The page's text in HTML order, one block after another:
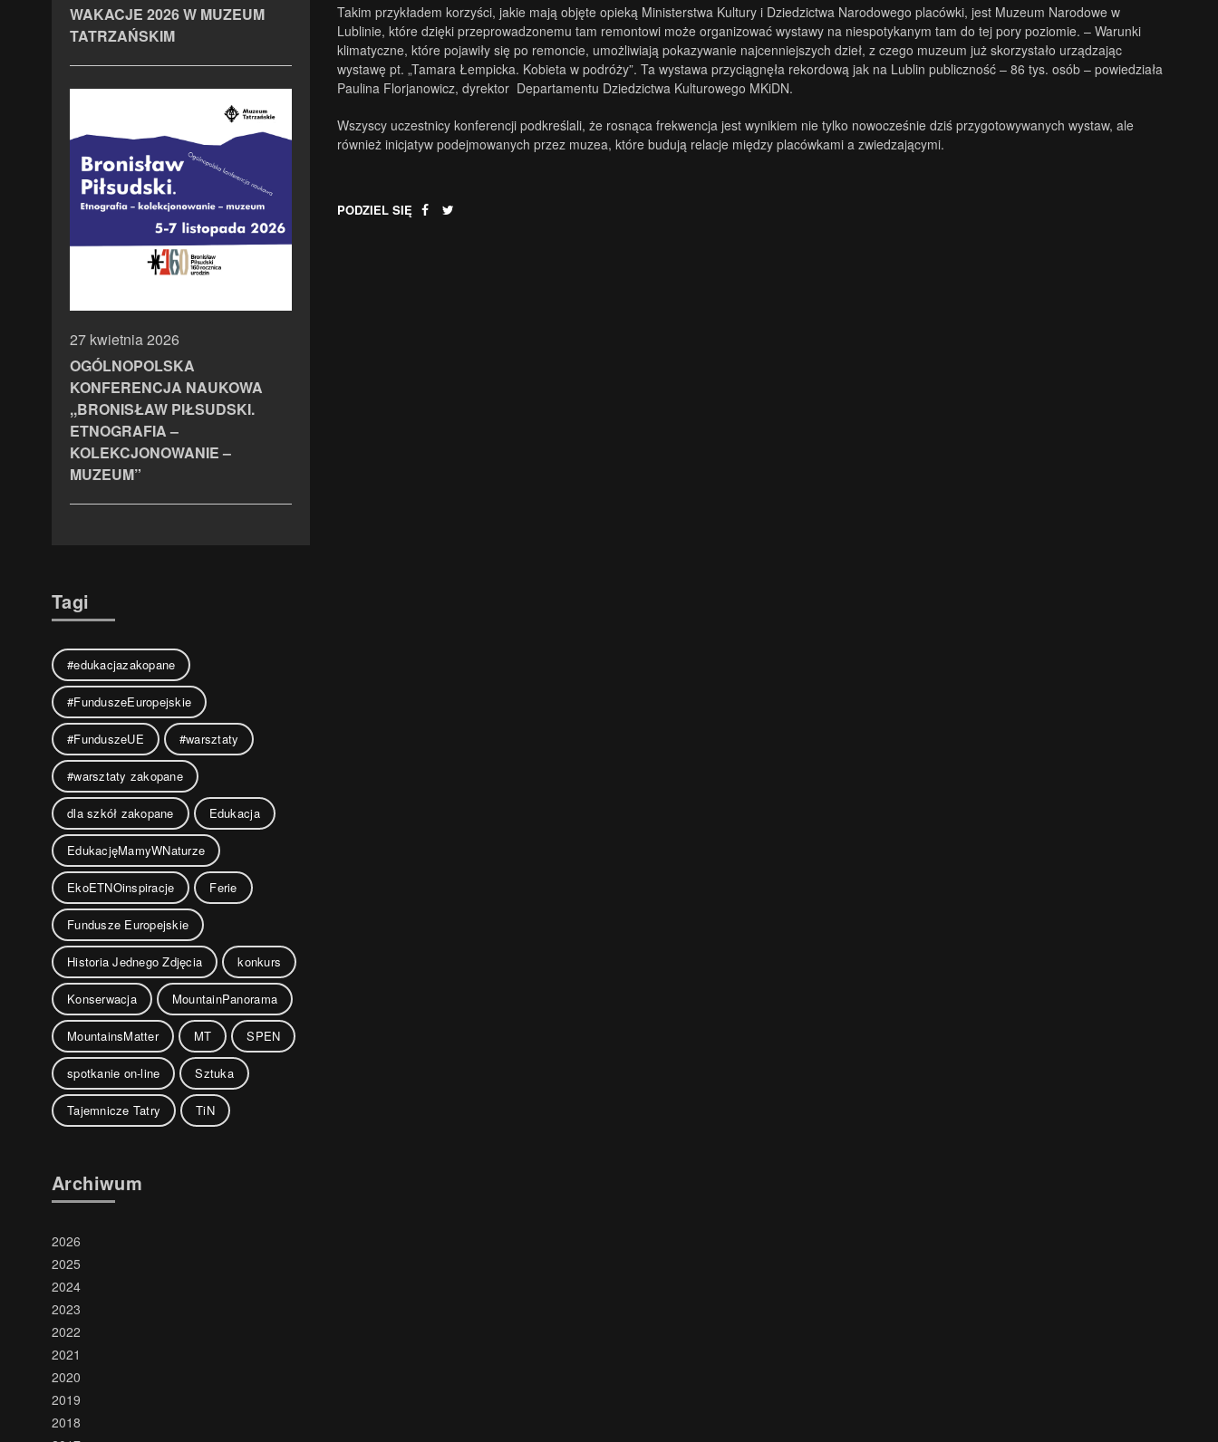
Takim przykładem korzyści, jakie mają objęte opieką Ministerstwa Kultury i Dziedzictwa Narodowego placówki, jest Muzeum Narodowe w
Lublinie, które dzięki przeprowadzonemu tam remontowi może organizować wystawy na niespotykanym tam do tej pory poziomie. – Warunki
klimatyczne, które pojawiły się po remoncie, umożliwiają pokazywanie najcenniejszych dzieł, z czego muzeum już skorzystało urządzając
wystawę pt. „Tamara Łempicka. Kobieta w podróży”. Ta wystawa przyciągnęła rekordową jak na Lublin publiczność – 86 tys. osób – powiedziała
Paulina Florjanowicz, dyrektor Departamentu Dziedzictwa Kulturowego MKiDN.
Wszyscy uczestnicy konferencji podkreślali, że rosnąca frekwencja jest wynikiem nie tylko nowocześnie dziś przygotowywanych wystaw, ale
również inicjatyw podejmowanych przez muzea, które budują relacje między placówkami a zwiedzającymi.
PODZIEL SIĘ
WAKACJE 2026 W MUZEUM
TATRZAŃSKIM
27 kwietnia 2026
OGÓLNOPOLSKA
KONFERENCJA NAUKOWA
,,BRONISŁAW PIŁSUDSKI.
ETNOGRAFIA –
KOLEKCJONOWANIE –
MUZEUM”
Tagi
#edukacjazakopane
#FunduszeEuropejskie
#FunduszeUE #warsztaty
#warsztaty zakopane
dla szkół zakopane Edukacja
EdukacjęMamyWNaturze
EkoETNOinspiracje Ferie
Fundusze Europejskie
Historia Jednego Zdjęcia konkurs
Konserwacja MountainPanorama
MountainsMatter MT SPEN
spotkanie on-line Sztuka
Tajemnicze Tatry TiN
Archiwum
2026
2025
2024
2023
2022
2021
2020
2019
2018